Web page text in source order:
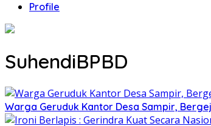
Profile
SuhendiBPBD
Warga Geruduk Kantor Desa Sampir,